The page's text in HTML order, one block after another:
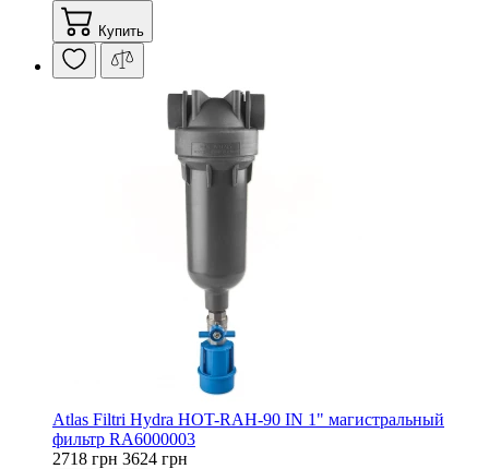
Купить
Atlas Filtri Hydra HOT-RAH-90 IN 1" магистральный
фильтр RA6000003
2718 грн 3624 грн